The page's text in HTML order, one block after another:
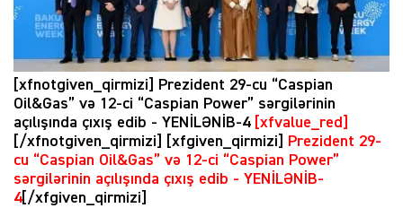
[xfnotgiven_qirmizi] Prezident 29-cu “Caspian
Oil&Gas” və 12-ci “Caspian Power” sərgilərinin
açılışında çıxış edib - YENİLƏNİB-4 [xfvalue_red]
[/xfnotgiven_qirmizi] [xfgiven_qirmizi]
Prezident 29-
cu “Caspian Oil&Gas” və 12-ci “Caspian Power”
sərgilərinin açılışında çıxış edib - YENİLƏNİB-
4[/xfgiven_qirmizi]